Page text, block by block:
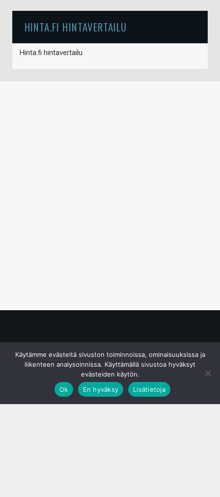
HINTA.FI HINTAVERTAILU
Hinta.fi hintavertailu
Käytämme evästeitä sivuston toiminnoissa, ominaisuuksissa ja
liikenteen analysoinnissa. Käyttämällä sivustoa hyväksyt
evästeiden käytön.
Ok
En hyväksy Lisätietoja